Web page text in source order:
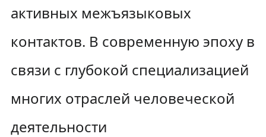
активных межъязыковых
контактов. В современную эпоху в
связи с глубокой специализацией
многих отраслей человеческой
деятельности